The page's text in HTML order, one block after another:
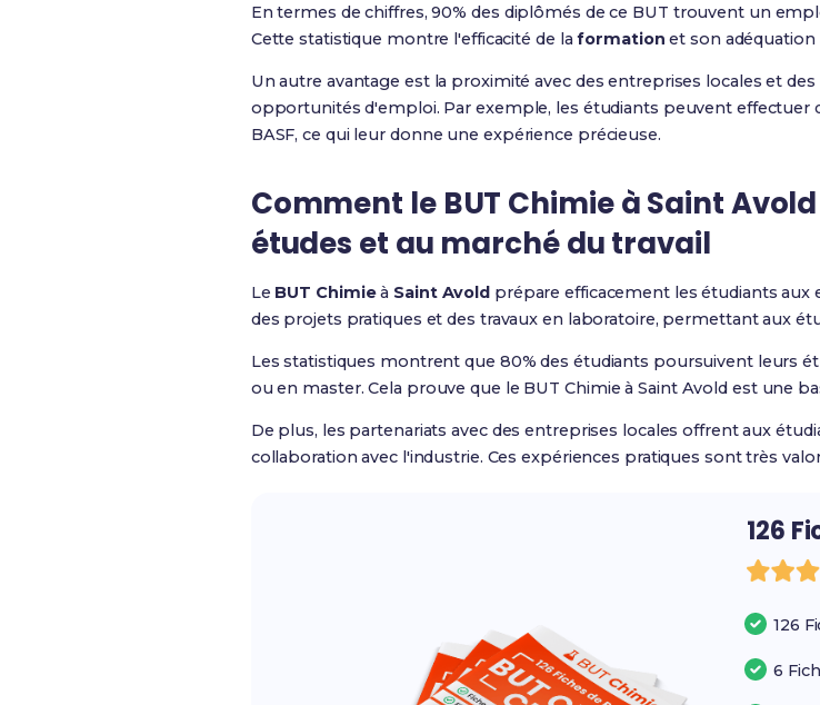
En termes de chiffres, 90% des diplômés de ce BUT trouvent un
Cette statistique montre l'efficacité de laformation et son adéquation
Un autre avantage est la proximité avec des entreprises locales et
opportunités d'emploi. Par exemple, les étudiants peuvent effectuer
BASF, ce qui leur donne une expérience précieuse.
Comment le BUT Chimie à Saint
études et au marché du travail
Le BUT Chimieà Saint Avold prépare efficacement les étudiants aux
des projets pratiques et des travaux en laboratoire, permettant aux
Les statistiques montrent que 80% des étudiants poursuivent leurs
ou en master. Cela prouve que le BUT Chimie à Saint Avold est une
De plus, les partenariats avec des entreprises locales offrent aux
collaboration avec l'industrie. Ces expériences pratiques sont très
126
126
6